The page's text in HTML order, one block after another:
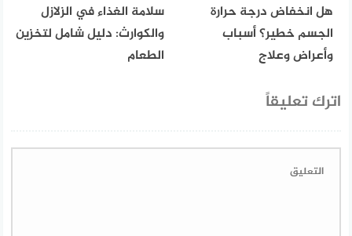
هل انخفاض درجة حرارة
الجسم خطير؟ أسباب
وأعراض وعلاج
سلامة الغذاء في الزلازل
والكوارث: دليل شامل لتخزين
الطعام
اترك تعليقاً